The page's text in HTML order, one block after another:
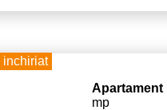
inchiriat
Apartament
mp